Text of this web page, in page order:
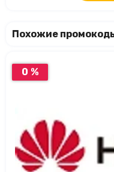
Похожие
0 %